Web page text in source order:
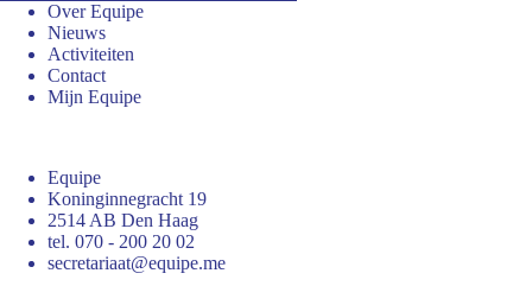
Over Equipe
Nieuws
Activiteiten
Contact
Mijn Equipe
Equipe
Koninginnegracht 19
2514 AB Den Haag
tel. 070 - 200 20 02
secretariaat@equipe.me